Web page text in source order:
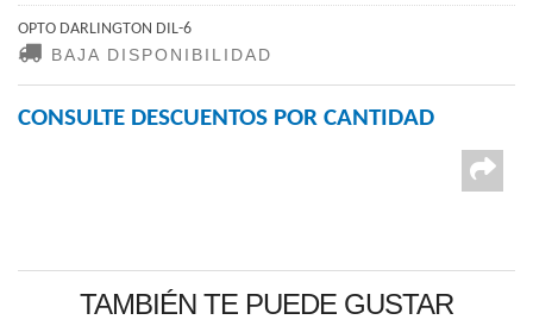
OPTO DARLINGTON DIL-6
BAJA DISPONIBILIDAD
CONSULTE DESCUENTOS POR CANTIDAD
TAMBIÉN TE PUEDE GUSTAR